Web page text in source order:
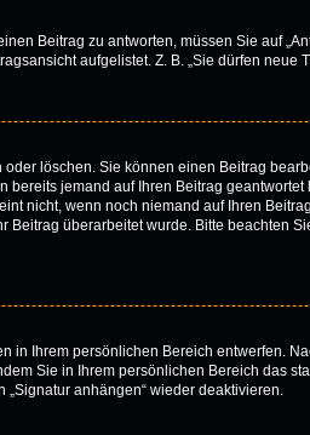
Beitrag zu antworten, müssen Sie auf
aufgelistet. Z. B. „Sie dürfen neue
löschen. Sie können einen Beitrag
jemand auf Ihren Beitrag
nicht, wenn noch niemand auf Ihren
überarbeitet wurde. Bitte beachten
Ihrem persönlichen Bereich entwerfen.
Sie in Ihrem persönlichen Bereich das
anhängen“ wieder deaktivieren.